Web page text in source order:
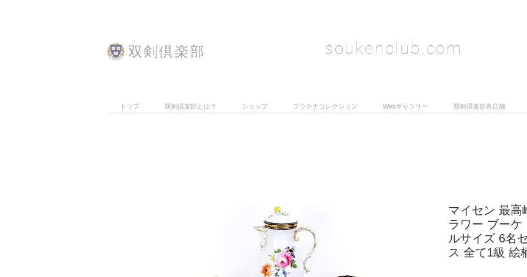
​双剣倶楽部 soukenclub.com
トップ 双剣倶楽部とは？ ショップ プラチナコレクション Webギャラリー 双剣倶楽部各店舗
マイセン 最高
ラワー ブーケ
ルサイズ 6名
ス 全て1級 絵